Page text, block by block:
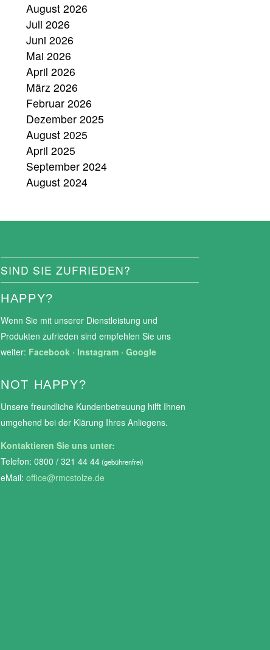
August 2026
Juli 2026
Juni 2026
Mai 2026
April 2026
März 2026
Februar 2026
Dezember 2025
August 2025
April 2025
September 2024
August 2024
SIND SIE ZUFRIEDEN?
HAPPY?
Wenn Sie mit unserer Dienstleistung und
Produkten zufrieden sind empfehlen Sie uns
weiter: Facebook · Instagram ·Google
NOT HAPPY?
Unsere freundliche Kundenbetreuung hilft Ihnen
umgehend bei der Klärung Ihres Anliegens.
Kontaktieren Sie uns unter:
Telefon: 0800 / 321 44 44(gebührenfrei)
eMail:office@rmcstolze.de